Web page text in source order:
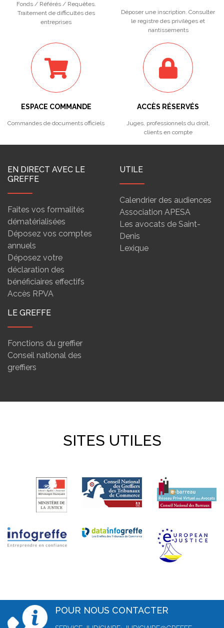
Fonds / Référés / Requêtes.
Traitement de difficultés des
entreprises
Déposer une inscription. Consulter
le registre des privilèges et
nantissements
ESPACE COMMANDE
Commandes de documents officiels
ACCÈS RÉSERVÉS
Juges, professionnels du droit,
clients en compte
EN DIRECT AVEC LE
GREFFE
Faites vos formalités
dématérialisées
Déposez vos comptes
annuels
Déposez votre
déclaration des
bénéficiaires effectifs
Accès RPVA
UTILE
Calendrier des audiences
Association APESA
Les avocats de Saint-
Denis
Lexique
LE GREFFE
Fonctions du greffier
Conseil national des
greffiers
SITES UTILES
POUR NOUS CONTACTER